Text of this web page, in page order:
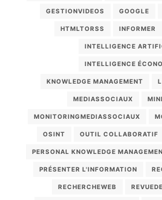
GESTIONVIDEOS GOOGLE
HTMLTORSS INFORMER
INTELLIGENCE
INTELLIGENCE
KNOWLEDGE MANAGEMENT
MEDIASSOCIAUX
MONITORINGMEDIASSOCIAUX
OSINT OUTIL COLLABORATIF
PERSONAL KNOWLEDGE
PRÉSENTER L'INFORMATION
RECHERCHEWEB